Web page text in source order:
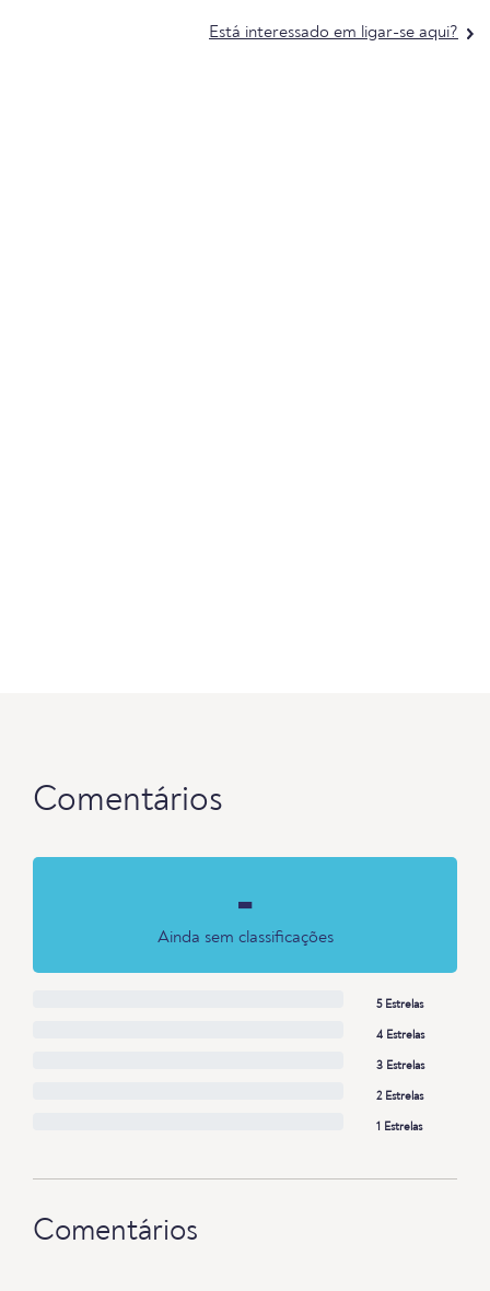
Está interessado em ligar-se aqui?
Comentários
-
Ainda sem classificações
5 Estrelas
4 Estrelas
3 Estrelas
2 Estrelas
1 Estrelas
Comentários